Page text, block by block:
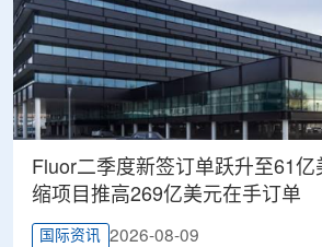
Fluor二季度新签订单跃升至61
缩项目推高269亿美元在手订单
国际资讯 2026-08-09